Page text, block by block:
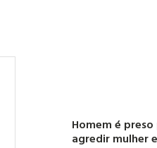
Homem é
agredir mulher